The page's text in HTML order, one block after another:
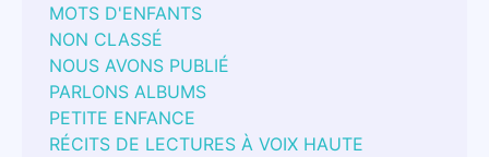
MOTS D'ENFANTS
NON CLASSÉ
NOUS AVONS PUBLIÉ
PARLONS ALBUMS
PETITE ENFANCE
RÉCITS DE LECTURES À VOIX HAUTE